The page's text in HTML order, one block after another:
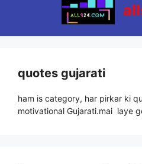
quotes gujarati
ham is category, har pirkar ki
motivational Gujarati.mai laye